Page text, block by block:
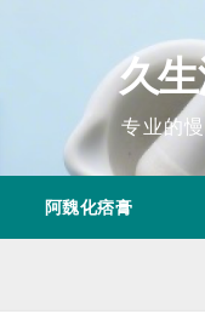
久
专业的
阿魏化痞膏